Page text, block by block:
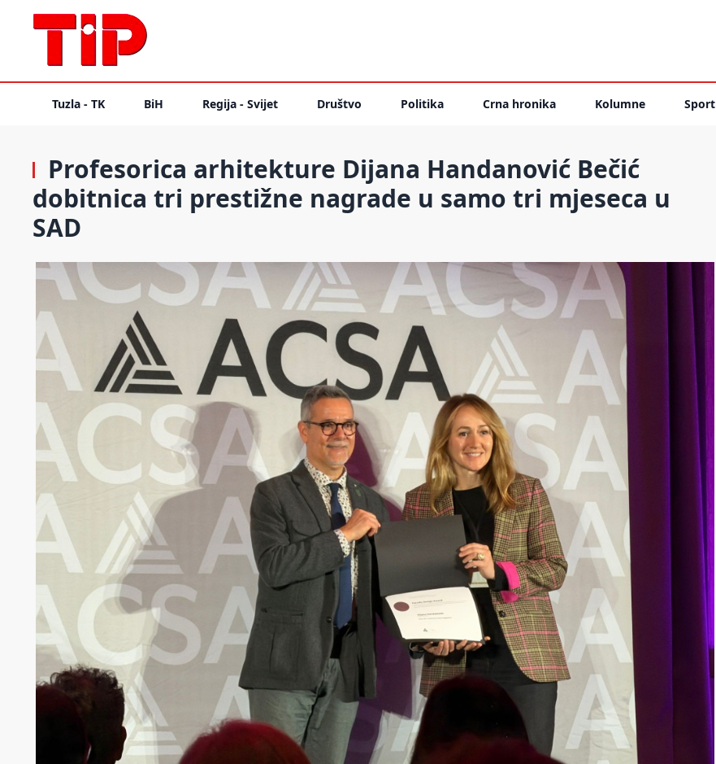
Tuzla - TK BiH Regija - Svijet Društvo Politika Crna hronika Kolumne Sport
Profesorica arhitekture Dijana Handanović Bečić
dobitnica tri prestižne nagrade u samo tri mjeseca u
SAD